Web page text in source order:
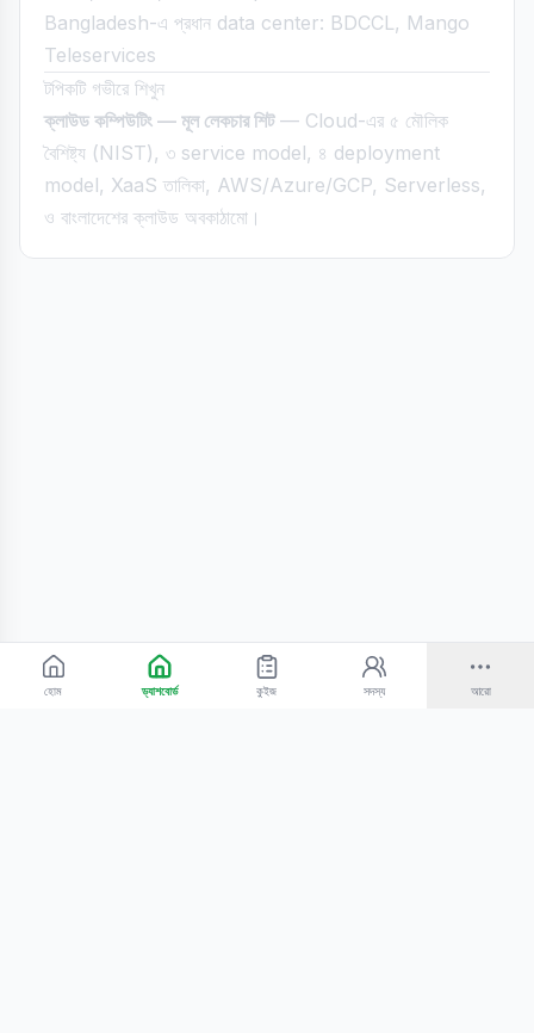
Bangladesh-এ প্রধান data center: BDCCL, Mango
Teleservices
টপিকটি গভীরে শিখুন
ক্লাউড কম্পিউটিং — মূল লেকচার শিট— Cloud-এর ৫ মৌলিক
বৈশিষ্ট্য (NIST), ৩ service model, ৪ deployment
model, XaaS তালিকা, AWS/Azure/GCP, Serverless,
ও বাংলাদেশের ক্লাউড অবকাঠামো।
হোম ড্যাশবোর্ড কুইজ সদস্য আরো